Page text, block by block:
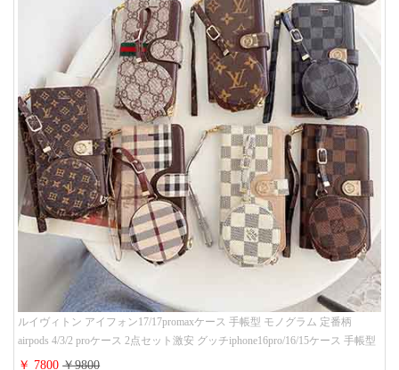
ルイヴィトン アイフォン17/17promaxケース 手帳型 モノグラム 定番柄
airpods 4/3/2 proケース 2点セット激安 グッチiphone16pro/16/15ケース 手帳型
財布カード入り 多機能 ハイ ブランド Galaxy S25/S24/S23手帳カバー おすす
￥ 7800￥9800